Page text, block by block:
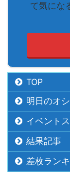
て気にな
TOP
明日のオ
イベント
結果記事
差枚ラン